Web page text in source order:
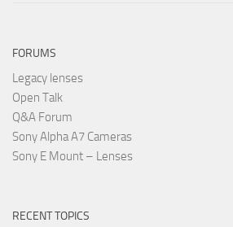
FORUMS
Legacy lenses
Open Talk
Q&A Forum
Sony Alpha A7 Cameras
Sony E Mount – Lenses
RECENT TOPICS